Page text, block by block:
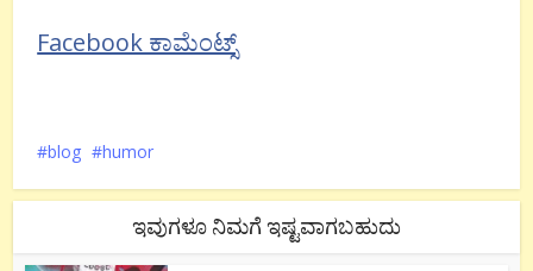
Facebook ಕಾಮೆಂಟ್ಸ್
blog humor
ಇವುಗಳೂ ನಿಮಗೆ ಇಷ್ಟವಾಗಬಹುದು